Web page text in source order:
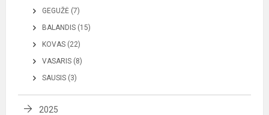
GEGUŽĖ (7)
BALANDIS (15)
KOVAS (22)
VASARIS (8)
SAUSIS (3)
2025